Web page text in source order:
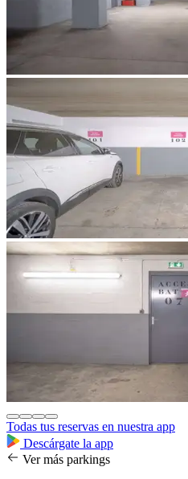
Todas tus reservas en nuestra app
Descárgate la app
Ver más parkings